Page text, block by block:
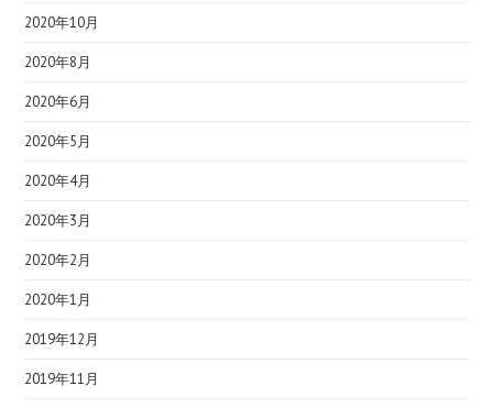
2020年10月
2020年8月
2020年6月
2020年5月
2020年4月
2020年3月
2020年2月
2020年1月
2019年12月
2019年11月